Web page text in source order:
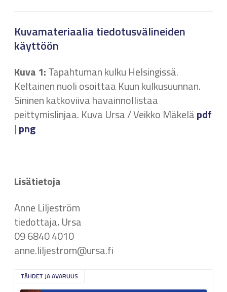
Kuvamateriaalia tiedotusvälineiden
käyttöön
Kuva 1:Tapahtuman kulku Helsingissä.
Keltainen nuoli osoittaa Kuun kulkusuunnan.
Sininen katkoviiva havainnollistaa
peittymislinjaa. Kuva Ursa / Veikko Mäkeläpdf
|png
Lisätietoja
Anne Liljeström
tiedottaja, Ursa
09 6840 4010
anne.liljestrom@ursa.fi
TÄHDET JA AVARUUS